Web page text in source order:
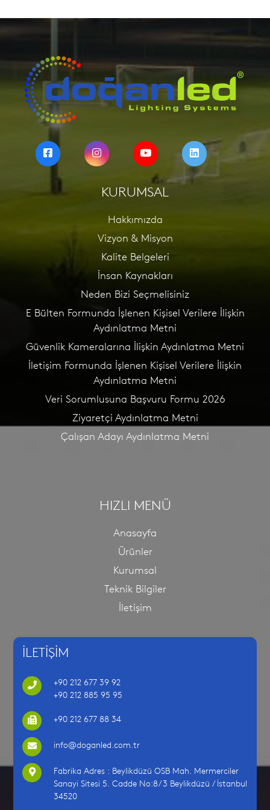
KURUMSAL
Hakkımızda
Vizyon & Misyon
Kalite Belgeleri
İnsan Kaynakları
Neden Bizi Seçmelisiniz
E Bülten Formunda İşlenen Kişisel Verilere İlişkin
Aydınlatma Metni
Güvenlik Kameralarına İlişkin Aydınlatma Metni
İletişim Formunda İşlenen Kişisel Verilere İlişkin
Aydınlatma Metni
Veri Sorumlusuna Başvuru Formu 2026
Ziyaretçi Aydınlatma Metni
Çalışan Adayı Aydınlatma Metni
HIZLI MENÜ
Anasayfa
Ürünler
Kurumsal
Teknik Bilgiler
İletişim
İLETİŞİM
+90 212 677 39 92
+90 212 885 95 95
+90 212 677 88 34
info@doganled.com.tr
Fabrika Adres : Beylikdüzü OSB Mah. Mermerciler
Sanayi Sitesi 5. Cadde No:8/3 Beylikdüzü / İstanbul
34520